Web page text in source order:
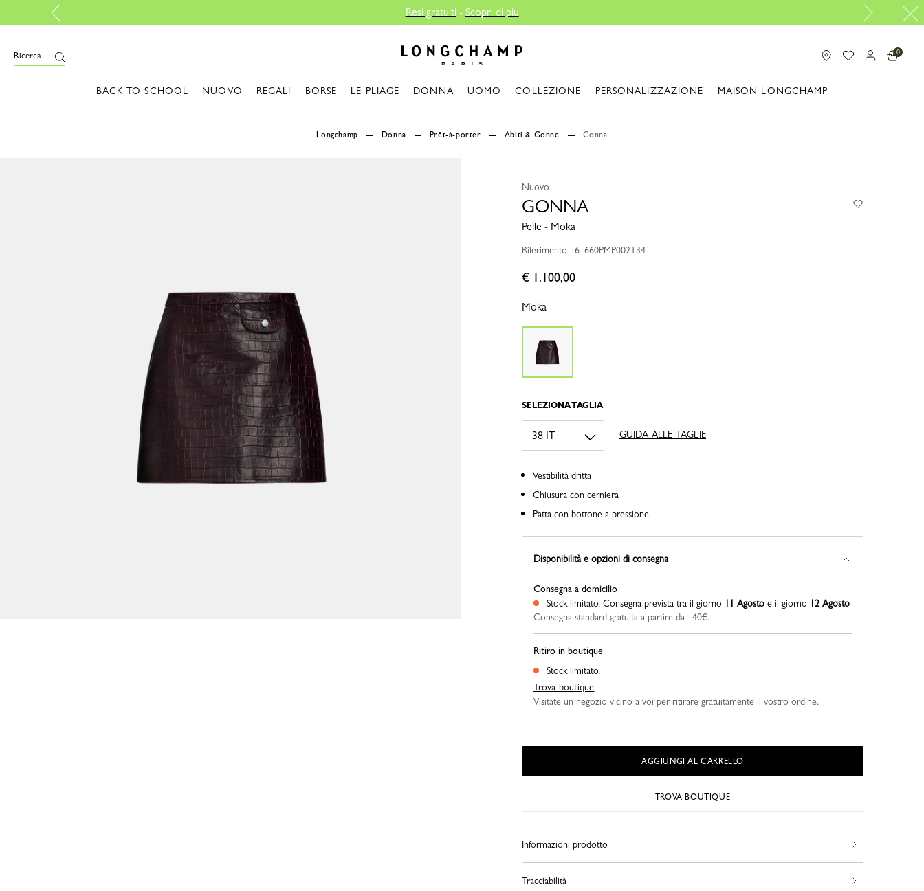
Ricerca 0
BACK TO SCHOOL NUOVO REGALI BORSE LE PLIAGE DONNA UOMO COLLEZIONE PERSONALIZZAZIONE MAISON LONGCHAMP
Longchamp Donna Prêt-à-porter Abiti & Gonne Gonna
Nuovo
GONNA
Pelle - Moka
Riferimento : 61660PMP002T34
€ 1.100,00
Moka
SELEZIONA TAGLIA
GUIDA ALLE TAGLIE
Vestibilità dritta
Chiusura con cerniera
Patta con bottone a pressione
Disponibilità e opzioni di consegna
Ritiro in boutique
Stock limitato.
Trova boutique
Visitate un negozio vicino a voi per ritirare gratuitamente il vostro ordine.
Consegna a domicilio
Stock limitato. Consegna prevista tra il giorno 11 Agostoe il giorno 12 Agosto
Consegna standard gratuita a partire da 140€.
AGGIUNGI AL CARRELLO
TROVA BOUTIQUE
Informazioni prodotto
Tracciabilità